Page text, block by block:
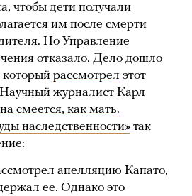
чтобы дети получали
им после смерти
Но Управление
отказало. Дело дошло
который рассмотрел этот
Научный журналист Карл
смеется, как мать.
наследственности» так
апелляцию Капато,
ее. Однако это